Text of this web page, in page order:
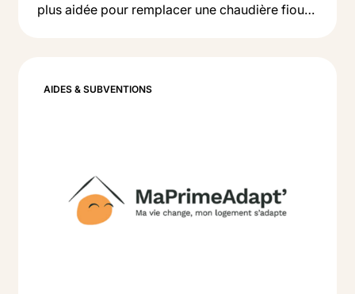
plus aidée pour remplacer une chaudière fioul
AIDES & SUBVENTIONS